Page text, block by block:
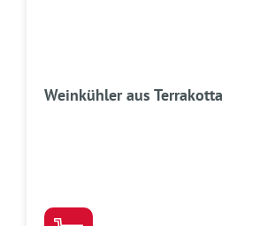
Weinkühler aus Terrakotta